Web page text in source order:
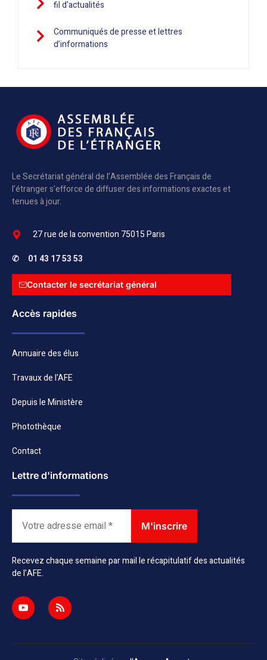
fil d'actualités
Communiqués de presse et lettres
d’informations
Le Secrétariat général de l’Assemblée des Français de
l’étranger s’efforce de diffuser des informations exactes et
tenues à jour.
27 rue de la convention 75015 Paris
✆ 01 43 17 53 53
Contacter le secrétariat général
Accès rapides
Annuaire des élus
Travaux de l'AFE
Depuis le Ministère
Photothèque
Contact
Lettre d'informations
Recevez chaque semaine par mail le récapitulatif des actualités
de l’AFE.